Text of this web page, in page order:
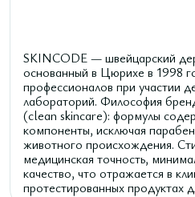
SKINCODE — швейцарский
основанный в Цюрихе в 1998
профессионалов при участии
лабораторий. Философия
(clean skincare): формулы
компоненты, исключая
животного происхождения.
медицинская точность,
качество, что отражается в
протестированных продуктах